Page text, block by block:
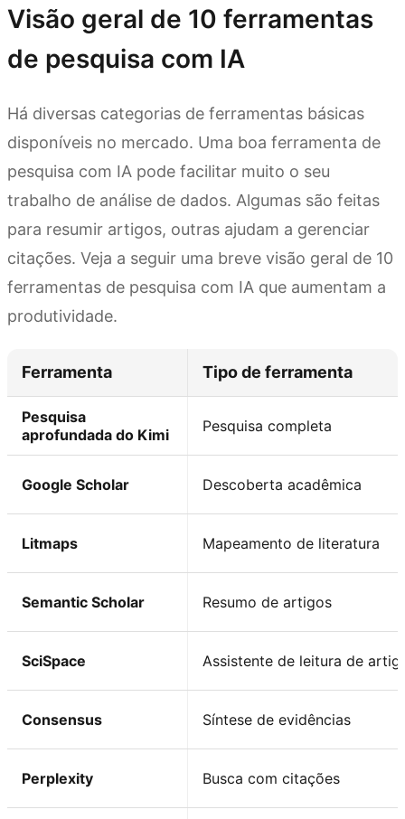
Visão geral de 10 ferramentas
de pesquisa com IA
Há diversas categorias de ferramentas básicas
disponíveis no mercado. Uma boa ferramenta de
pesquisa com IA pode facilitar muito o seu
trabalho de análise de dados. Algumas são feitas
para resumir artigos, outras ajudam a gerenciar
citações. Veja a seguir uma breve visão geral de 10
ferramentas de pesquisa com IA que aumentam a
produtividade.
Ferramenta Tipo de ferramenta
Pesquisa
aprofundada do Kimi
Pesquisa completa
Google Scholar Descoberta acadêmica
Litmaps Mapeamento de literatura
Semantic Scholar Resumo de artigos
SciSpace Assistente de leitura de
Consensus Síntese de evidências
Perplexity Busca com citações